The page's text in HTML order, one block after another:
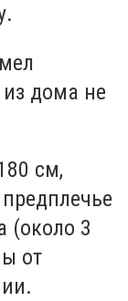
дома не
см,
(около 3
от